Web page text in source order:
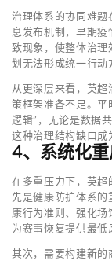
治理体系的协同难题
息发布机制，早期
致现象，使整体治理
划无法形成统一行动
从更深层来看，英
策框架准备不足。平
逻辑”，无论是数据
这种治理结构缺口成
4、系统化
在多重压力下，英超
先是健康防护体系的
康行为准则、强化
为赛事恢复提供最低
其次，需要构建新的